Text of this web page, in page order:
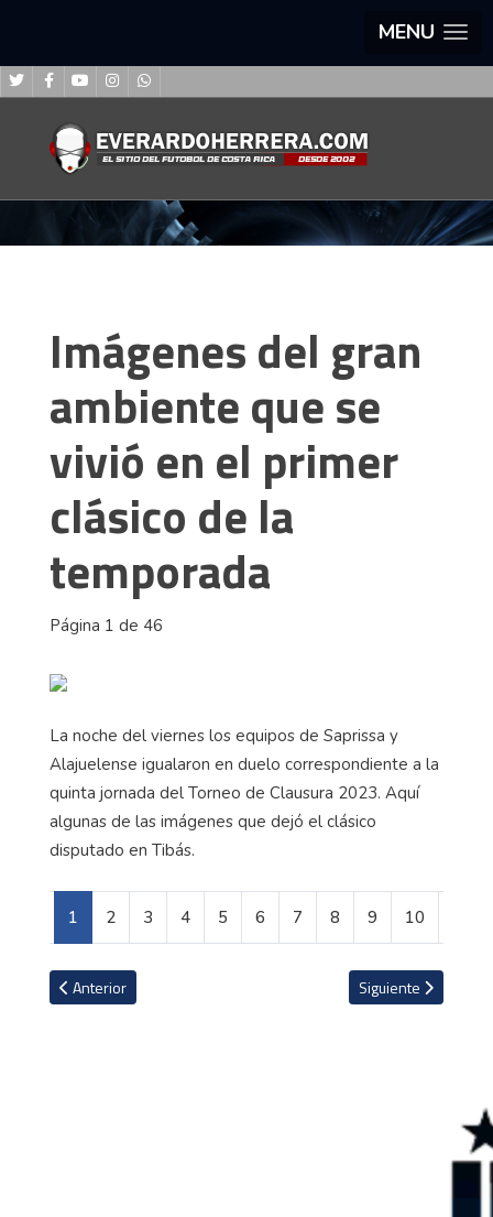
MENU
Imágenes del gran
ambiente que se
vivió en el primer
clásico de la
temporada
Página 1 de 46
La noche del viernes los equipos de Saprissa y
Alajuelense igualaron en duelo correspondiente a la
quinta jornada del Torneo de Clausura 2023. Aquí
algunas de las imágenes que dejó el clásico
disputado en Tibás.
1 2 3 4 5 6 7 8 9 10
Artículo anterior: Las mejores imágenes del gran debut de Keylor
Anterior Artículo siguiente:
Siguiente